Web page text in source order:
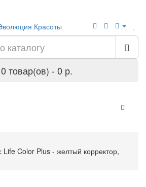
0 товар(ов) - 0 р.
Life Color Plus - желтый корректор,